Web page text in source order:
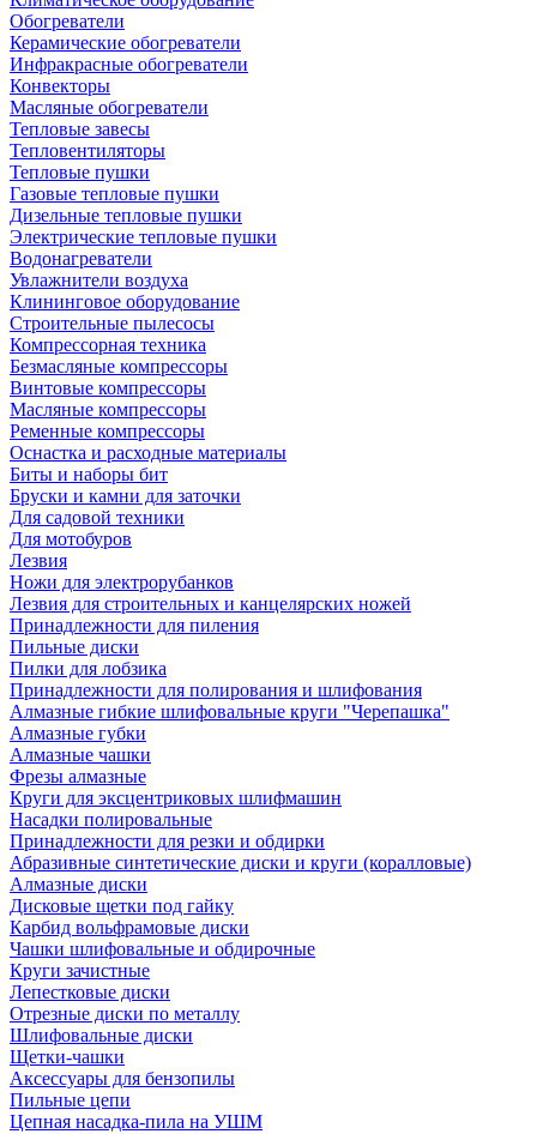
Обогреватели
Керамические обогреватели
Инфракрасные обогреватели
Конвекторы
Масляные обогреватели
Тепловые завесы
Тепловентиляторы
Тепловые пушки
Газовые тепловые пушки
Дизельные тепловые пушки
Электрические тепловые пушки
Водонагреватели
Увлажнители воздуха
Клининговое оборудование
Строительные пылесосы
Компрессорная техника
Безмасляные компрессоры
Винтовые компрессоры
Масляные компрессоры
Ременные компрессоры
Оснастка и расходные материалы
Биты и наборы бит
Бруски и камни для заточки
Для садовой техники
Для мотобуров
Лезвия
Ножи для электрорубанков
Лезвия для строительных и канцелярских ножей
Принадлежности для пиления
Пильные диски
Пилки для лобзика
Принадлежности для полирования и шлифования
Алмазные гибкие шлифовальные круги "Черепашка"
Алмазные губки
Алмазные чашки
Фрезы алмазные
Круги для эксцентриковых шлифмашин
Насадки полировальные
Принадлежности для резки и обдирки
Абразивные синтетические диски и круги (коралловые)
Алмазные диски
Дисковые щетки под гайку
Карбид вольфрамовые диски
Чашки шлифовальные и обдирочные
Круги зачистные
Лепестковые диски
Отрезные диски по металлу
Шлифовальные диски
Щетки-чашки
Аксессуары для бензопилы
Пильные цепи
Цепная насадка-пила на УШМ